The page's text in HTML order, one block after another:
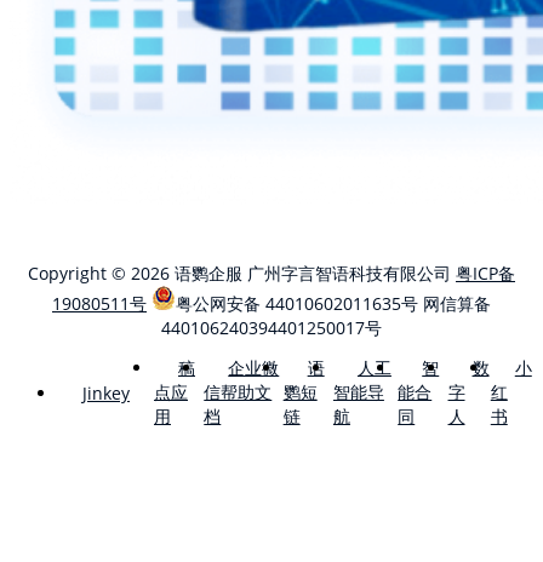
Copyright © 2026 语鹦企服 广州字言智语科技有限公司 粤ICP备
19080511号
粤公网安备 44010602011635号 网信算备
440106240394401250017号
Jinkey
稿
点应
用
企业微
信帮助文
档
语
鹦短
链
人工
智能导
航
智
能合
同
数
字
人
小
红
书